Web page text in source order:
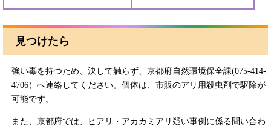
見つけたら
強い毒を持つため、決して触らず、京都府自然環境保全課(075-414-
4706）へ連絡してください。個体は、市販のアリ用殺虫剤で駆除が
可能です。
また、京都府では、ヒアリ・アカカミアリ疑い事例に係る問い合わ